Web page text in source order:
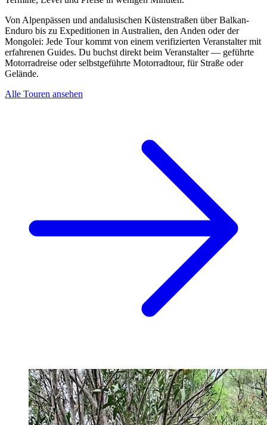
Von Alpenpässen und andalusischen Küstenstraßen über Balkan-
Enduro bis zu Expeditionen in Australien, den Anden oder der
Mongolei: Jede Tour kommt von einem verifizierten Veranstalter mit
erfahrenen Guides. Du buchst direkt beim Veranstalter — geführte
Motorradreise oder selbstgeführte Motorradtour, für Straße oder
Gelände.
Alle Touren ansehen